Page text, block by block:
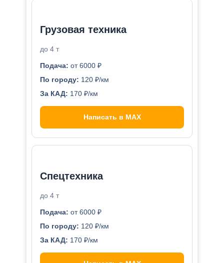
Грузовая техника
до 4 т
Подача: от 6000 ₽
По городу: 120 ₽/км
За КАД: 170 ₽/км
Написать в MAX
Спецтехника
до 4 т
Подача: от 6000 ₽
По городу: 120 ₽/км
За КАД: 170 ₽/км